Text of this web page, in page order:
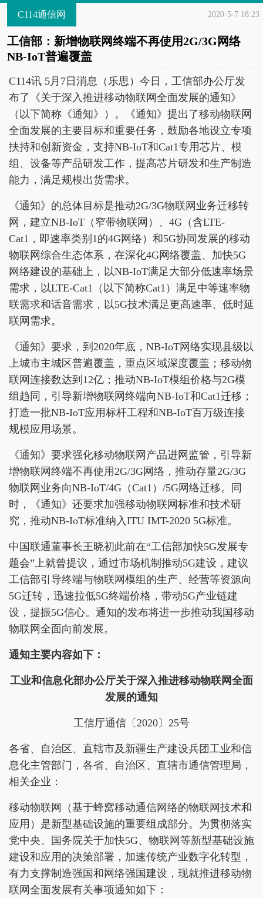
C114通信网 2020-5-7 18:23
工信部：新增物联网终端不再使用2G/3G网络
NB-IoT普遍覆盖
C114讯 5月7日消息（乐思）今日，工信部办公厅发
布了《关于深入推进移动物联网全面发展的通知》
（以下简称《通知》）。《通知》提出了移动物联网
全面发展的主要目标和重要任务，鼓励各地设立专项
扶持和创新资金，支持NB-IoT和Cat1专用芯片、模
组、设备等产品研发工作，提高芯片研发和生产制造
能力，满足规模出货需求。
《通知》的总体目标是推动2G/3G物联网业务迁移转
网，建立NB-IoT（窄带物联网）、4G（含LTE-
Cat1，即速率类别1的4G网络）和5G协同发展的移动
物联网综合生态体系，在深化4G网络覆盖、加快5G
网络建设的基础上，以NB-IoT满足大部分低速率场景
需求，以LTE-Cat1（以下简称Cat1）满足中等速率物
联需求和话音需求，以5G技术满足更高速率、低时延
联网需求。
《通知》要求，到2020年底，NB-IoT网络实现县级以
上城市主城区普遍覆盖，重点区域深度覆盖；移动物
联网连接数达到12亿；推动NB-IoT模组价格与2G模
组趋同，引导新增物联网终端向NB-IoT和Cat1迁移；
打造一批NB-IoT应用标杆工程和NB-IoT百万级连接
规模应用场景。
《通知》要求强化移动物联网产品进网监管，引导新
增物联网终端不再使用2G/3G网络，推动存量2G/3G
物联网业务向NB-IoT/4G（Cat1）/5G网络迁移。同
时，《通知》还要求加强移动物联网标准和技术研
究，推动NB-IoT标准纳入ITU IMT-2020 5G标准。
中国联通董事长王晓初此前在“工信部加快5G发展专
题会”上就曾提议，通过市场机制推动5G建设，建议
工信部引导终端与物联网模组的生产、经营等资源向
5G迁转，迅速拉低5G终端价格，带动5G产业链建
设，提振5G信心。通知的发布将进一步推动我国移动
物联网全面向前发展。
通知主要内容如下：
工业和信息化部办公厅关于深入推进移动物联网全面
发展的通知
工信厅通信〔2020〕25号
各省、自治区、直辖市及新疆生产建设兵团工业和信
息化主管部门，各省、自治区、直辖市通信管理局，
相关企业：
移动物联网（基于蜂窝移动通信网络的物联网技术和
应用）是新型基础设施的重要组成部分。为贯彻落实
党中央、国务院关于加快5G、物联网等新型基础设施
建设和应用的决策部署，加速传统产业数字化转型，
有力支撑制造强国和网络强国建设，现就推进移动物
联网全面发展有关事项通知如下：